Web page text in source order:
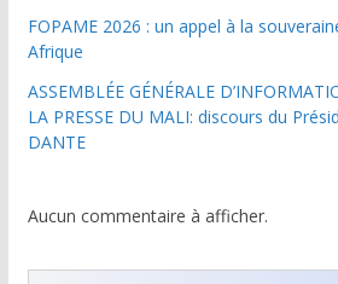
FOPAME 2026 : un appel à la
Afrique
ASSEMBLÉE GÉNÉRALE
LA PRESSE DU MALI: discours du
DANTE
Aucun commentaire à afficher.